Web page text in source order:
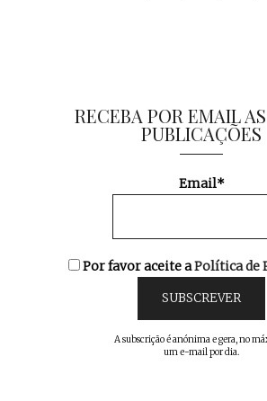
RECEBA POR EMAIL
PUBLICAÇÕES
Email*
Por favor aceite aPolítica de
A subscrição é anónima e gera, no
um e-mail por dia.